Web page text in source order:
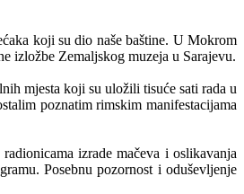
koji su dio naše baštine. U Mokrom
izložbe Zemaljskog muzeja u Sarajevu.
mjesta koji su uložili tisuće sati rada u
poznatim rimskim manifestacijama
izrade mačeva i oslikavanja
Posebnu pozornost i oduševljenje